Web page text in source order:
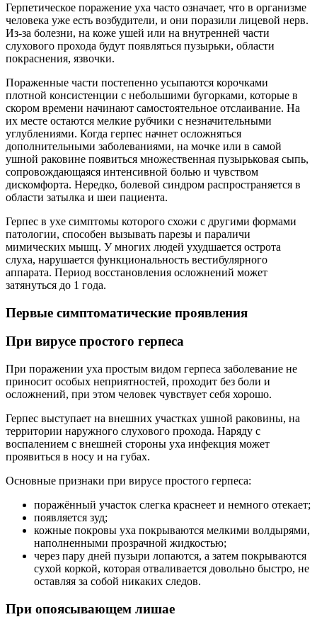
Герпетическое поражение уха часто означает, что в организме
человека уже есть возбудители, и они поразили лицевой нерв.
Из-за болезни, на коже ушей или на внутренней части
слухового прохода будут появляться пузырьки, области
покраснения, язвочки.
Пораженные части постепенно усыпаются корочками
плотной консистенции с небольшими бугорками, которые в
скором времени начинают самостоятельное отслаивание. На
их месте остаются мелкие рубчики с незначительными
углублениями. Когда герпес начнет осложняться
дополнительными заболеваниями, на мочке или в самой
ушной раковине появиться множественная пузырьковая сыпь,
сопровождающаяся интенсивной болью и чувством
дискомфорта. Нередко, болевой синдром распространяется в
области затылка и шеи пациента.
Герпес в ухе симптомы которого схожи с другими формами
патологии, способен вызывать парезы и параличи
мимических мышц. У многих людей ухудшается острота
слуха, нарушается функциональность вестибулярного
аппарата. Период восстановления осложнений может
затянуться до 1 года.
Первые симптоматические проявления
При вирусе простого герпеса
При поражении уха простым видом герпеса заболевание не
приносит особых неприятностей, проходит без боли и
осложнений, при этом человек чувствует себя хорошо.
Герпес выступает на внешних участках ушной раковины, на
территории наружного слухового прохода. Наряду с
воспалением с внешней стороны уха инфекция может
проявиться в носу и на губах.
Основные признаки при вирусе простого герпеса:
поражённый участок слегка краснеет и немного отекает;
появляется зуд;
кожные покровы уха покрываются мелкими волдырями,
наполненными прозрачной жидкостью;
через пару дней пузыри лопаются, а затем покрываются
сухой коркой, которая отваливается довольно быстро, не
оставляя за собой никаких следов.
При опоясывающем лишае